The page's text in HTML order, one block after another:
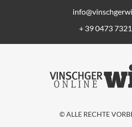
+ 39 0473
© ALLE RECHTE